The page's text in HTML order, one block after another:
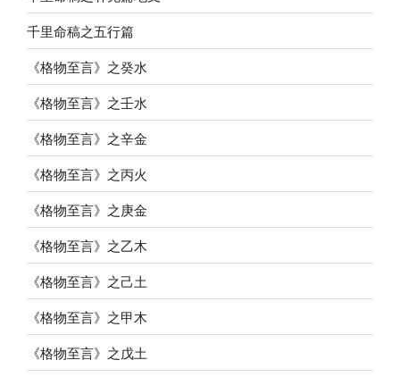
千里命稿之五行篇
《格物至言》之癸水
《格物至言》之壬水
《格物至言》之辛金
《格物至言》之丙火
《格物至言》之庚金
《格物至言》之乙木
《格物至言》之己土
《格物至言》之甲木
《格物至言》之戊土